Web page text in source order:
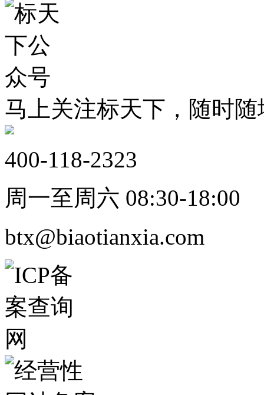
马上关注标天下，随时
400-118-2323
周一至周六 08:30-18:00
btx@biaotianxia.com